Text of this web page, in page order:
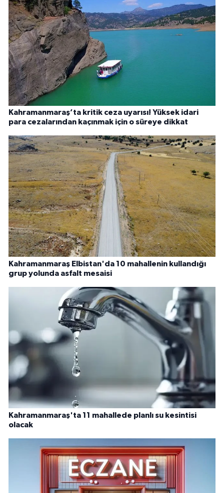
Kahramanmaraş’ta kritik ceza uyarısı! Yüksek idari
para cezalarından kaçınmak için o süreye dikkat
Kahramanmaraş Elbistan'da 10 mahallenin kullandığı
grup yolunda asfalt mesaisi
Kahramanmaraş'ta 11 mahallede planlı su kesintisi
olacak